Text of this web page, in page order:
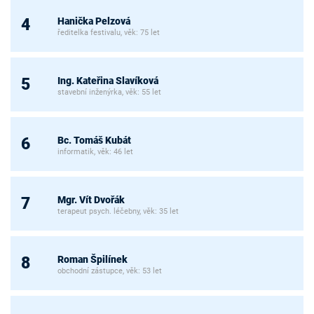
4 Hanička Pelzová
ředitelka festivalu, věk: 75 let
5 Ing. Kateřina Slavíková
stavební inženýrka, věk: 55 let
6 Bc. Tomáš Kubát
informatik, věk: 46 let
7 Mgr. Vít Dvořák
terapeut psych. léčebny, věk: 35 let
8 Roman Špilínek
obchodní zástupce, věk: 53 let